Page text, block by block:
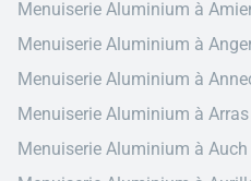
Menuiserie Aluminium à
Menuiserie Aluminium à
Menuiserie Aluminium à
Menuiserie Aluminium à Arras
Menuiserie Aluminium à Auch